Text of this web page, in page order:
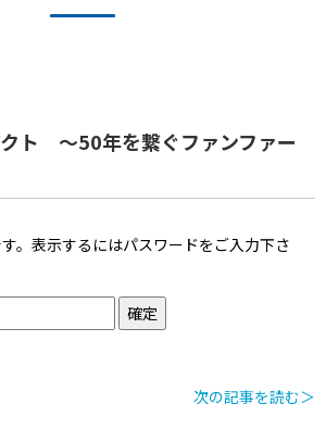
ト ～50年を繋ぐファンファー
。表示するにはパスワードをご入力下さ
次の記事を読む＞